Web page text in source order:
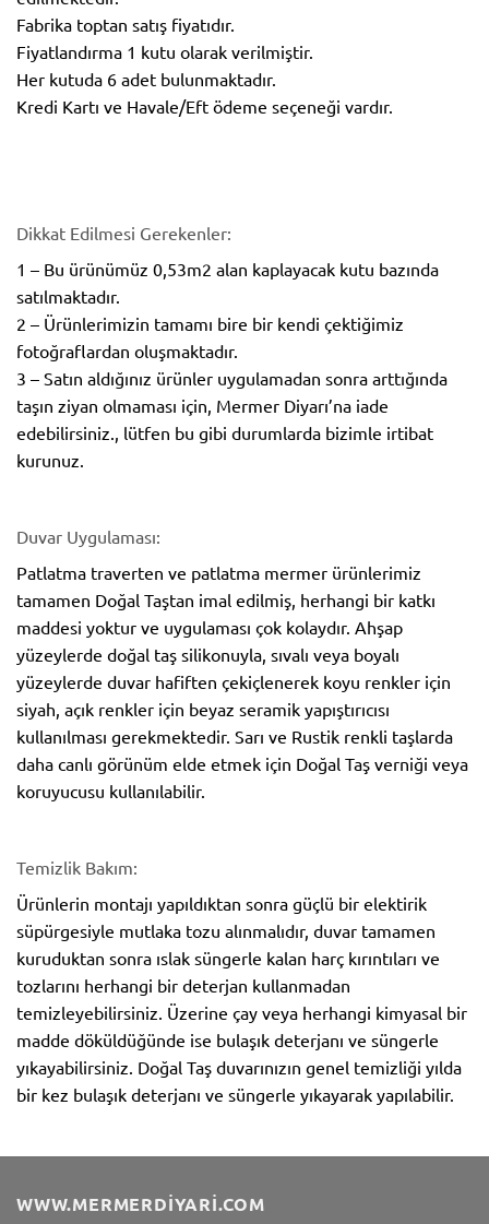
Fabrika toptan satış fiyatıdır.
Fiyatlandırma 1 kutu olarak verilmiştir.
Her kutuda 6 adet bulunmaktadır.
Kredi Kartı ve Havale/Eft ödeme seçeneği vardır.
Dikkat Edilmesi Gerekenler:
1 – Bu ürünümüz 0,53m2 alan kaplayacak kutu bazında
satılmaktadır.
2 – Ürünlerimizin tamamı bire bir kendi çektiğimiz
fotoğraflardan oluşmaktadır.
3 – Satın aldığınız ürünler uygulamadan sonra arttığında
taşın ziyan olmaması için, Mermer Diyarı’na iade
edebilirsiniz., lütfen bu gibi durumlarda bizimle irtibat
kurunuz.
Duvar Uygulaması:
Patlatma traverten ve patlatma mermer ürünlerimiz
tamamen Doğal Taştan imal edilmiş, herhangi bir katkı
maddesi yoktur ve uygulaması çok kolaydır. Ahşap
yüzeylerde doğal taş silikonuyla, sıvalı veya boyalı
yüzeylerde duvar hafiften çekiçlenerek koyu renkler için
siyah, açık renkler için beyaz seramik yapıştırıcısı
kullanılması gerekmektedir. Sarı ve Rustik renkli taşlarda
daha canlı görünüm elde etmek için Doğal Taş verniği veya
koruyucusu kullanılabilir.
Temizlik Bakım:
Ürünlerin montajı yapıldıktan sonra güçlü bir elektirik
süpürgesiyle mutlaka tozu alınmalıdır, duvar tamamen
kuruduktan sonra ıslak süngerle kalan harç kırıntıları ve
tozlarını herhangi bir deterjan kullanmadan
temizleyebilirsiniz. Üzerine çay veya herhangi kimyasal bir
madde döküldüğünde ise bulaşık deterjanı ve süngerle
yıkayabilirsiniz. Doğal Taş duvarınızın genel temizliği yılda
bir kez bulaşık deterjanı ve süngerle yıkayarak yapılabilir.
WWW.MERMERDIYARI.COM